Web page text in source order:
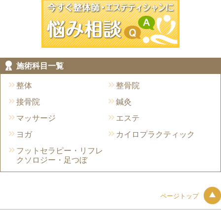
施術科目一覧
整体
整骨院
接骨院
鍼灸
マッサージ
エステ
ヨガ
カイロプラクティック
フットセラピー・リフレ
クソロジー・足つぼ
ページトップ